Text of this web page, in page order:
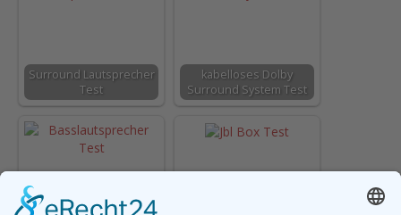
Surround Lautsprecher
Test
kabelloses Dolby
Surround System Test